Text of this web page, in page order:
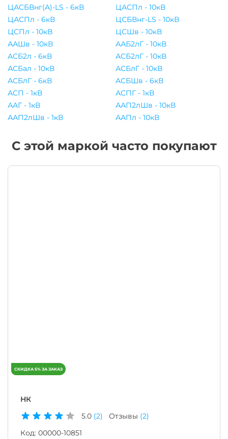
ЦАСБВнг(A)-LS - 6кВ
ЦАСПл - 10кВ
ЦАСПл - 6кВ
ЦСБВнг-LS - 10кВ
ЦСПл - 10кВ
ЦСШв - 10кВ
ААШв - 10кВ
ААБ2лГ - 10кВ
АСБ2л - 6кВ
АСБ2лГ - 10кВ
АСБал - 10кВ
АСБлГ - 10кВ
АСБлГ - 6кВ
АСБШв - 6кВ
АСП - 1кВ
АСПГ - 1кВ
ААГ - 1кВ
ААП2лШв - 10кВ
ААП2лШв - 1кВ
ААПл - 10кВ
С этой маркой часто покупают
НК
5.0 (2) Отзывы (2)
Код: 00000-10851